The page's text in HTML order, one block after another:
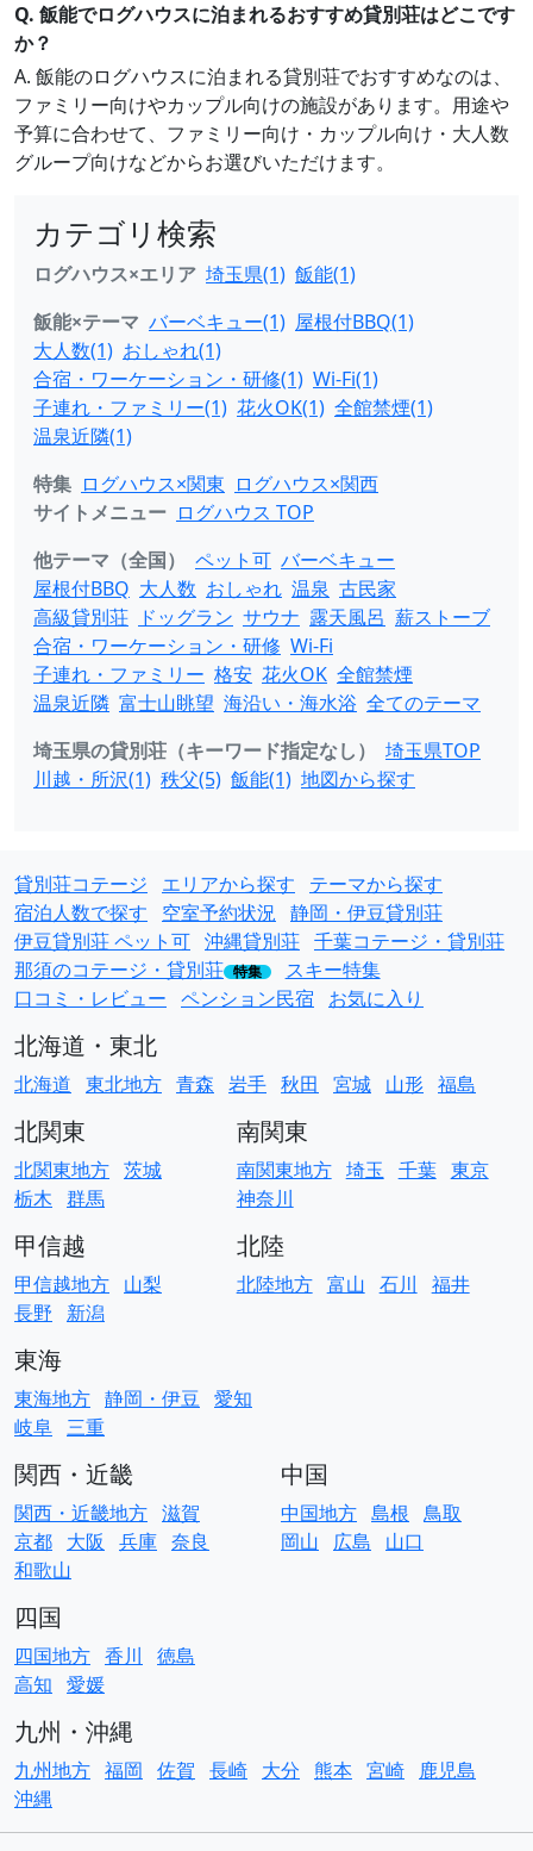
Q. 飯能でログハウスに泊まれるおすすめ貸別荘はどこです
か？
A. 飯能のログハウスに泊まれる貸別荘でおすすめなのは、
ファミリー向けやカップル向けの施設があります。用途や
予算に合わせて、ファミリー向け・カップル向け・大人数
グループ向けなどからお選びいただけます。
カテゴリ検索
ログハウス×エリア 埼玉県(1) 飯能(1)
飯能×テーマ バーベキュー(1) 屋根付BBQ(1)
大人数(1) おしゃれ(1)
合宿・ワーケーション・研修(1) Wi-Fi(1)
子連れ・ファミリー(1) 花火OK(1) 全館禁煙(1)
温泉近隣(1)
特集 ログハウス×関東 ログハウス×関西
サイトメニュー ログハウス TOP
他テーマ（全国）
ペット可 バーベキュー
屋根付BBQ 大人数 おしゃれ 温泉 古民家
高級貸別荘 ドッグラン サウナ 露天風呂 薪ストーブ
合宿・ワーケーション・研修 Wi-Fi
子連れ・ファミリー 格安 花火OK 全館禁煙
温泉近隣 富士山眺望 海沿い・海水浴 全てのテーマ
埼玉県の貸別荘（キーワード指定なし）
埼玉県TOP
川越・所沢(1) 秩父(5) 飯能(1) 地図から探す
貸別荘コテージ エリアから探す
テーマから探す
宿泊人数で探す
空室予約状況 静岡・伊豆貸別荘
伊豆貸別荘 ペット可 沖縄貸別荘 千葉コテージ・貸別荘
那須のコテージ・貸別荘 特集
スキー特集
口コミ・レビュー ペンション民宿 お気に入り
北海道・東北
北海道 東北地方 青森 岩手 秋田 宮城 山形 福島
北関東
北関東地方 茨城
栃木 群馬
南関東
南関東地方 埼玉 千葉 東京
神奈川
甲信越
甲信越地方 山梨
長野
新潟
北陸
北陸地方 富山 石川 福井
東海
東海地方 静岡・伊豆 愛知
岐阜 三重
関西・近畿
関西・近畿地方 滋賀
京都 大阪 兵庫 奈良
和歌山
中国
中国地方 島根 鳥取
岡山
広島 山口
四国
四国地方 香川
徳島
高知 愛媛
九州・沖縄
九州地方 福岡 佐賀 長崎 大分 熊本 宮崎
鹿児島
沖縄